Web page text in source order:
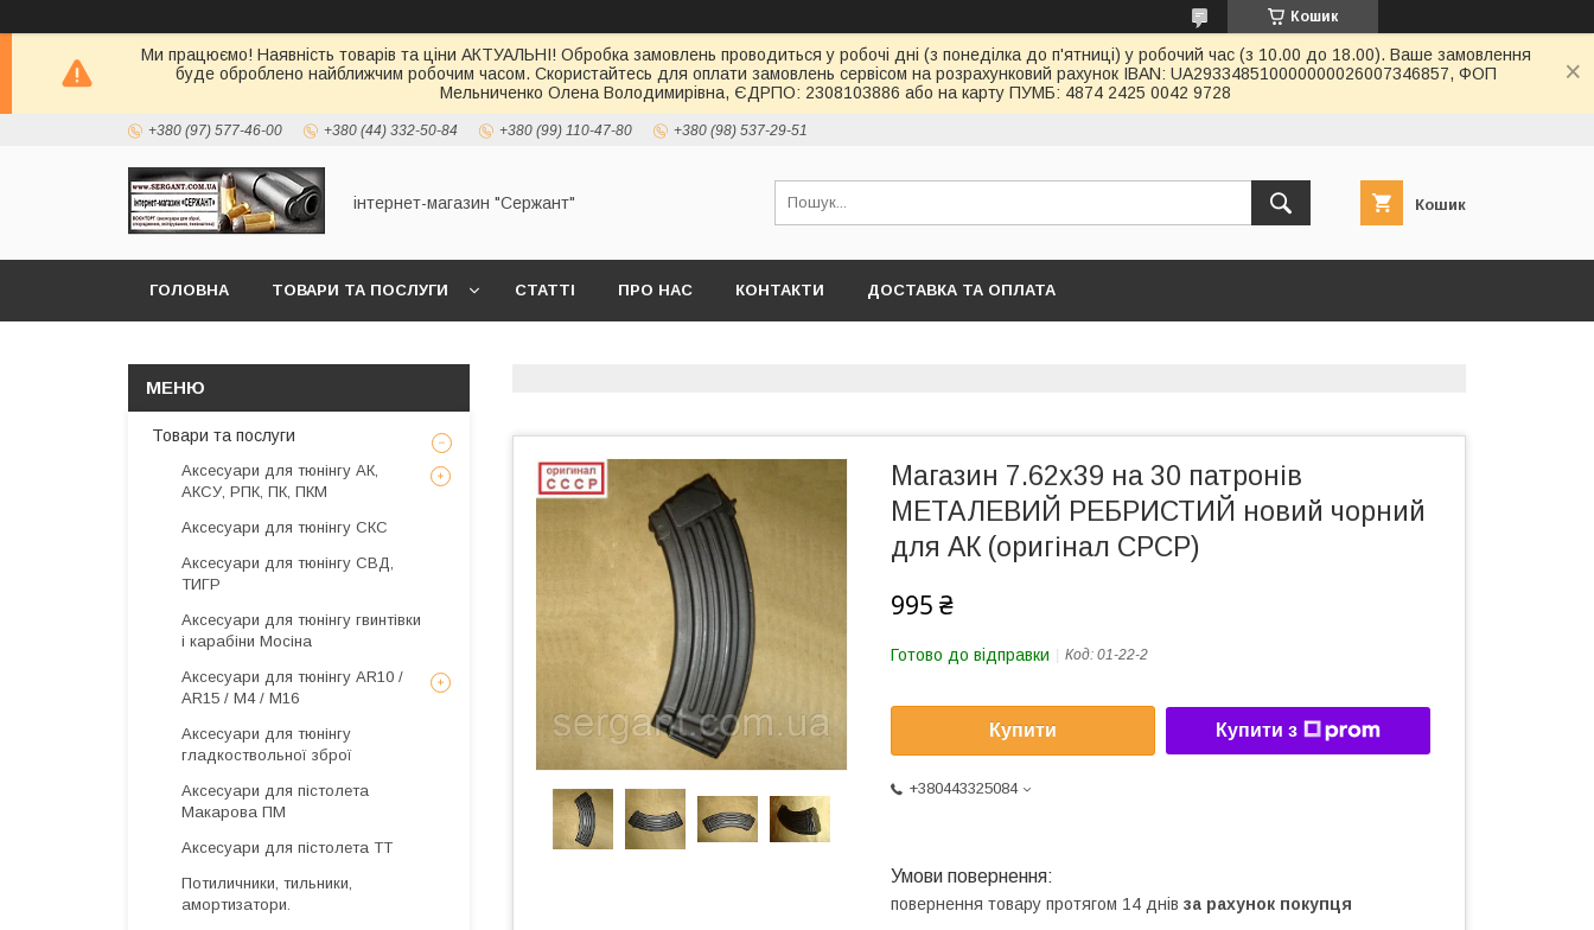
Кошик
Ми працюємо! Наявність товарів та ціни АКТУАЛЬНІ! Обробка замовлень проводиться у робочі дні (з понеділка до п'ятниці) у робочий час (з 10.00 до 18.00). Ваше замовлення
буде оброблено найближчим робочим часом. Скористайтесь для оплати замовлень сервісом на розрахунковий рахунок IBAN: UA293348510000000026007346857, ФОП
Мельниченко Олена Володимирівна, ЄДРПО: 2308103886 або на карту ПУМБ: 4874 2425 0042 9728
+380 (97) 577-46-00 +380 (44) 332-50-84 +380 (99) 110-47-80 +380 (98) 537-29-51
інтернет-магазин "Сержант" Кошик
ГОЛОВНА ТОВАРИ ТА ПОСЛУГИ СТАТТІ ПРО НАС КОНТАКТИ ДОСТАВКА ТА ОПЛАТА
Магазин 7.62х39 на 30 патронів
МЕТАЛЕВИЙ РЕБРИСТИЙ новий чорний
для АК (оригінал СРСР)
995 ₴
Готово до відправки Код: 01-22-2
Купити Купити з
+380443325084
повернення товару протягом 14 днів за рахунок покупця
Товари та послуги
Аксесуари для тюнінгу АК,
АКСУ, РПК, ПК, ПКМ
Аксесуари для тюнінгу СКС
Аксесуари для тюнінгу СВД,
ТИГР
Аксесуари для тюнінгу гвинтівки
і карабіни Мосіна
Аксесуари для тюнінгу AR10 /
AR15 / М4 / М16
Аксесуари для тюнінгу
гладкоствольної зброї
Аксесуари для пістолета
Макарова ПМ
Аксесуари для пістолета ТТ
Потиличники, тильники,
амортизатори.